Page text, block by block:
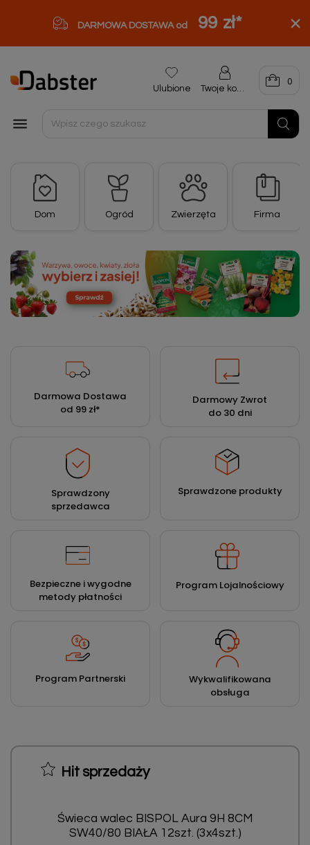
DARMOWA DOSTAWA od 99 zł*

Ulubione Twoje konto
0
Firma
Dom Ogród Zwierzęta
Darmowa Dostawa
od 99 zł*
Darmowy Zwrot
do 30 dni
Sprawdzony
sprzedawca
Sprawdzone produkty
Bezpieczne i wygodne
metody płatności
Program Lojalnościowy
Program Partnerski
Wykwalifikowana
obsługa
Hit sprzedaży
Świeca walec BISPOL Aura 9H 8CM
SW40/80 BIAŁA 12szt. (3x4szt.)